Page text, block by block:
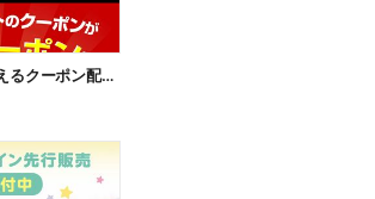
【おトク】お店で使えるクーポン配信中